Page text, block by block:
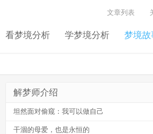
看梦境分析 学梦境分析 梦境故
文章列表
解梦师介绍
坦然面对偷窥：我可以做自己
干涸的母爱，也是永恒的